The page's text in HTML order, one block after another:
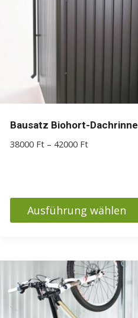
Bausatz Biohort-Dachrinne
38000 Ft – 42000 FtPreisspanne:
Ausführung wählen
weist
mehrere
Varianten
auf.